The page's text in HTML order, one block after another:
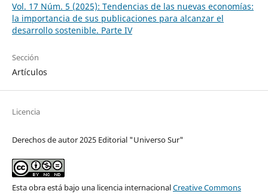
Vol. 17 Núm. 5 (2025): Tendencias de las nuevas economías:
la importancia de sus publicaciones para alcanzar el
desarrollo sostenible. Parte IV
Sección
Artículos
Licencia
Derechos de autor 2025 Editorial "Universo Sur"
Esta obra está bajo una licencia internacionalCreative Commons